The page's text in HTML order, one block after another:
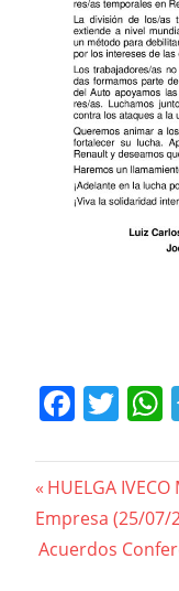
de
Previous
Post:
HUELGA
Empresa (25/07/
Next
Acuerdos